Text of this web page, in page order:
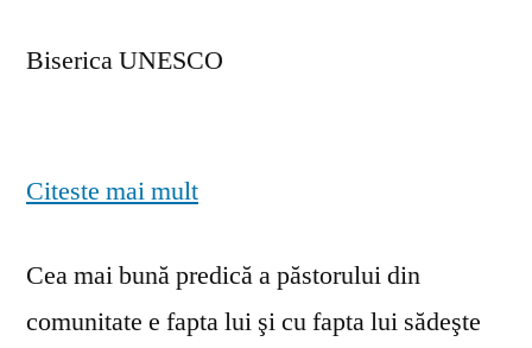
Biserica UNESCO
Citeste mai mult
Cea mai bună predică a păstorului din
comunitate e fapta lui şi cu fapta lui sădeşte